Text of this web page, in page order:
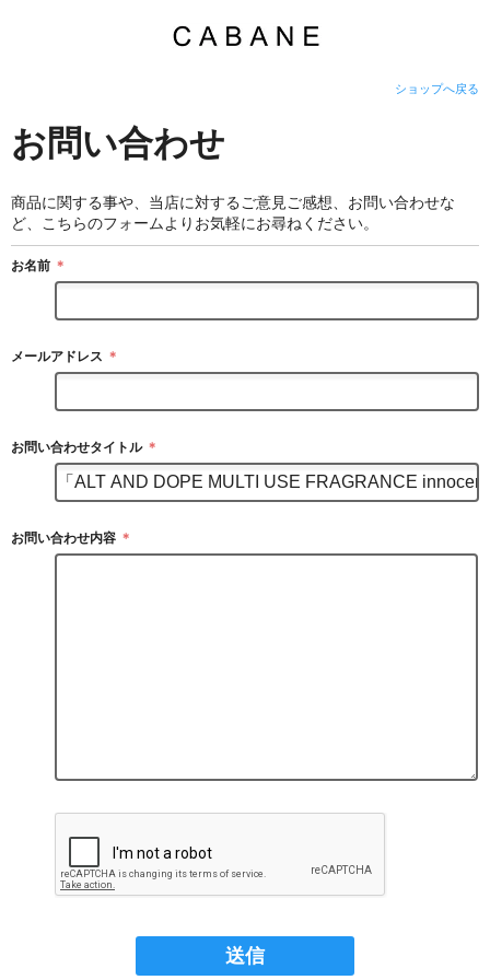
ショップへ戻る
お問い合わせ
商品に関する事や、当店に対するご意見ご感想、お問い合わせな
ど、こちらのフォームよりお気軽にお尋ねください。
お名前 ＊
メールアドレス ＊
お問い合わせタイトル ＊
お問い合わせ内容 ＊